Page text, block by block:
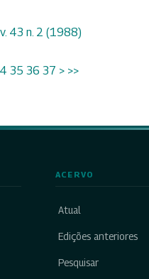
43 n. 2 (1988)
35 36 37 > >>
ACERVO
Atual
Edições anteriores
Pesquisar